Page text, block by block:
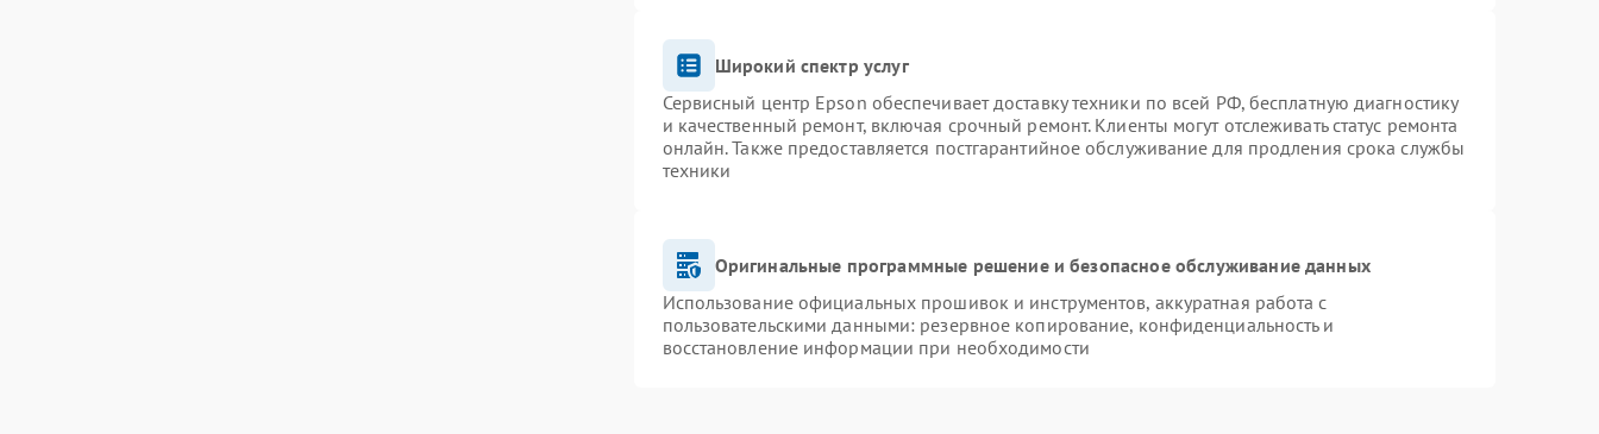
Широкий спектр услуг
Сервисный центр Epson обеспечивает доставку техники по всей РФ, бесплатную диагностику
и качественный ремонт, включая срочный ремонт. Клиенты могут отслеживать статус ремонта
онлайн. Также предоставляется постгарантийное обслуживание для продления срока службы
техники
Оригинальные программные решение и безопасное обслуживание данных
Использование официальных прошивок и инструментов, аккуратная работа с
пользовательскими данными: резервное копирование, конфиденциальность и
восстановление информации при необходимости